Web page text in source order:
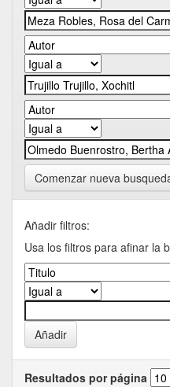
Comenzar nueva
Añadir filtros:
Usa los filtros para afinar la
Resultados por página